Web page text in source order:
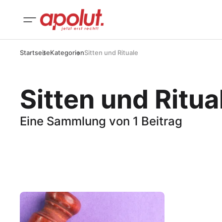
StartseiteKategorienSitten und Rituale
Sitten und
Eine Sammlung von 1 Beitrag